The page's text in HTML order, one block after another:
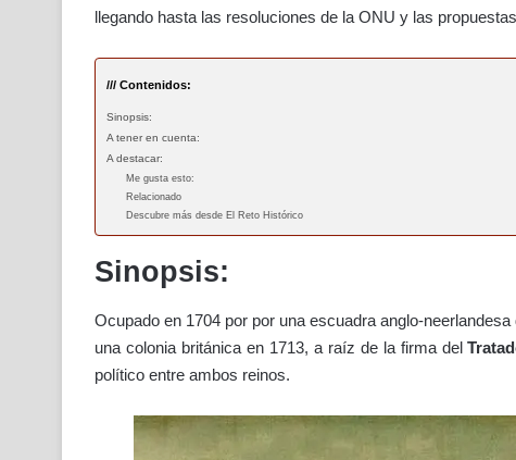
llegando hasta las resoluciones de la ONU y las
/// Contenidos:
Sinopsis:
A tener en cuenta:
A destacar:
Me gusta esto:
Relacionado
Descubre más desde El Reto Histórico
Sinopsis:
Ocupado en 1704 por por una escuadra anglo-
una colonia británica en 1713, a raíz de la firma del
político entre ambos reinos.